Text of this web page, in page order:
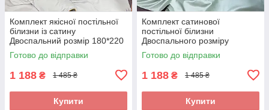
Комплект якісної постільної
білизни із сатину
Двоспальний розмір 180*220
см
Готово до відправки
1 188 ₴ 1 485 ₴
Купити
Комплект сатинової
постільної білизни
Двоспального розміру
високої якості
Готово до відправки
1 188 ₴ 1 485 ₴
Купити